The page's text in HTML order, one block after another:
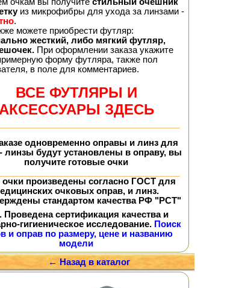
из микрофибры для ухода за линзами -
.
можете приобрести футляр:
жесткий, либо мягкий футляр,
При оформлении заказа укажите
форму футляра, также пол
в поле для комментариев.
ВСЕ ФУТЛЯРЫ И
АКСЕССУАРЫ ЗДЕСЬ
одновременнооправы и линз для
линзы будут установлены в оправу, вы
получите готовые очки
произведены согласно ГОСТ для
очковых оправ, и линз.
стандартом качества РФ "РСТ"
Проведена сертификация качества и
гигиеническое исследование. Поиск
и оправ по размеру, цене и названию
модели
← Назад в каталог